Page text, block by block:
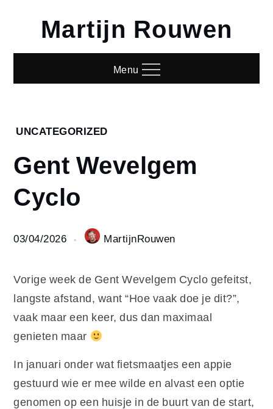
Martijn Rouwen
Menu
Home
Gent
Wevelgem
Cyclo
UNCATEGORIZED
Gent Wevelgem
Cyclo
03/04/2026 MartijnRouwen
Vorige week de Gent Wevelgem Cyclo gefeitst,
langste afstand, want “Hoe vaak doe je dit?”,
vaak maar een keer, dus dan maximaal
genieten maar
In januari onder wat fietsmaatjes een appie
gestuurd wie er mee wilde en alvast een optie
genomen op een huisje in de buurt van de start,